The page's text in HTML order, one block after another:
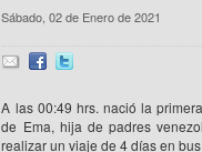
Sábado, 02 de Enero de 2021
A las 00:49 hrs. nació la
de Ema, hija de padres
realizar un viaje de 4 días en